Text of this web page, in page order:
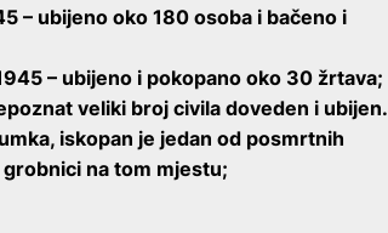
– ubijeno oko 180 osoba i bačeno i
– ubijeno i pokopano oko 30 žrtava;
veliki broj civila doveden i ubijen.
iskopan je jedan od posmrtnih
na tom mjestu;